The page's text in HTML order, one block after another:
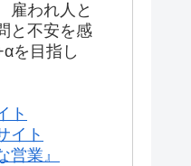
雇われ人と
と不安を感
を目指し
ト
イト
営業』